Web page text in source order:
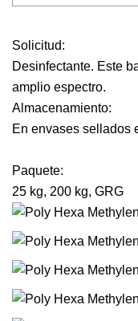
Solicitud:
Desinfectante. Este
amplio espectro.
Almacenamiento:
En envases sellados
Paquete:
25 kg, 200 kg, GRG